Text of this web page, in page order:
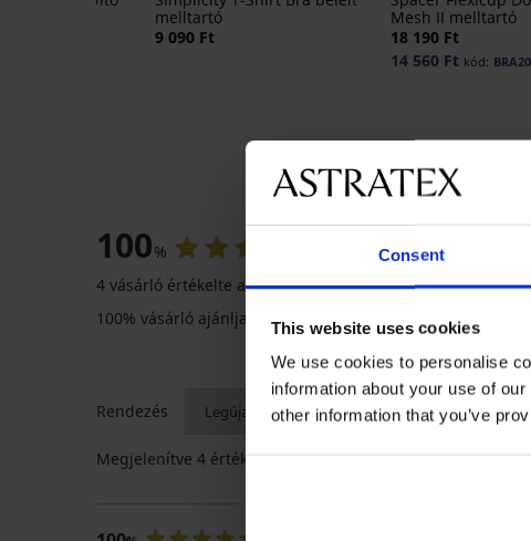
Consent
This website uses cookies
We use cookies to personalise
information about your use of
other information that you’ve
melltartó
9 090 Ft
Mesh II melltartó
18 190 Ft
14 560 Ft kód: BRA20
100%
4 vásárló értékelte a terméket
100% vásárló ajánlja a terméket
Rendezés
Megjelenítve 4 értékelés 4 értékelésből